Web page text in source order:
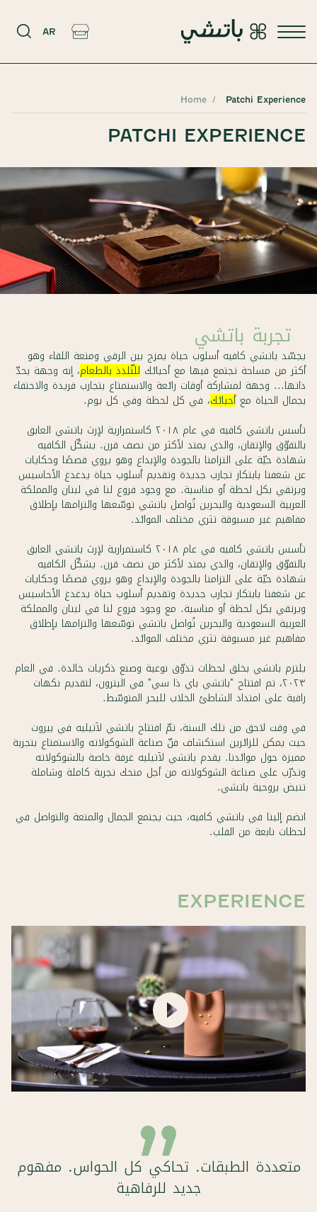
AR
Home Patchi Experience
PATCHI EXPERIENCE
تجربة باتشي
يجسّد باتشي كافيه أسلوب حياة يمزج بين الرقي ومتعة اللقاء وهو
أكثر من مساحة تجتمع فيها مع أحبائك للتّلذذ بالطعام، إنه وجهة بحدّ
ذاتها... وجهة لمشاركة أوقات رائعة والاستمتاع بتجارب فريدة والاحتفاء
بجمال الحياة معأحبائك، في كل لحظة وفي كل يوم.
تأسس باتشي كافيه في عام ٢٠١٨ كاستمرارية لإرث باتشي العابق
بالتفوّق والإتقان، والذي يمتد لأكثر من نصف قرن. يشكّل الكافيه
شهادة حيّة على التزامنا بالجودة والإبداع وهو يروي قصصًا وحكايات
عن شغفنا بابتكار تجارب جديدة وتقديم أسلوب حياة يدغدغ الأحاسيس
ويرتقي بكل لحظة أو مناسبة. مع وجود فروع لنا في لبنان والمملكة
العربية السعودية والبحرين تُواصل باتشي توسّعها والتزامها بإطلاق
مفاهيم غير مسبوقة تثري مختلف الموائد.
تأسس باتشي كافيه في عام ٢٠١٨ كاستمرارية لإرث باتشي العابق
بالتفوّق والإتقان، والذي يمتد لأكثر من نصف قرن. يشكّل الكافيه
شهادة حيّة على التزامنا بالجودة والإبداع وهو يروي قصصًا وحكايات
عن شغفنا بابتكار تجارب جديدة وتقديم أسلوب حياة يدغدغ الأحاسيس
ويرتقي بكل لحظة أو مناسبة. مع وجود فروع لنا في لبنان والمملكة
العربية السعودية والبحرين تُواصل باتشي توسّعها والتزامها بإطلاق
مفاهيم غير مسبوقة تثري مختلف الموائد.
يلتزم باتشي بخلق لحظات تذوّق نوعية وصنع ذكريات خالدة. في العام
٢٠٢٣، تم افتتاح "باتشي باي ذا سي" في البترون، لتقديم نكهات
راقية على امتداد الشاطئ الخلاب للبحر المتوسّط.
في وقت لاحق من تلك السنة، تمّ افتتاح باتشي لآتيليه في بيروت
حيث يمكن للزائرين استكشاف فنّ صناعة الشوكولاته والاستمتاع بتجربة
مميزة حول موائدنا. يقدم باتشي لآتيليه غرفة خاصة بالشوكولاته
وتدرّب على صناعة الشوكولاته من أجل منحك تجربة كاملة وشاملة
تنبض بروحية باتشي.
انضم إلينا في باتشي كافيه، حيث يجتمع الجمال والمتعة والتواصل في
لحظات نابعة من القلب.
UNIQUE
EXPERIENCE
متعددة الطبقات. تحاكي كل الحواس. مفهوم
جديد للرفاهية